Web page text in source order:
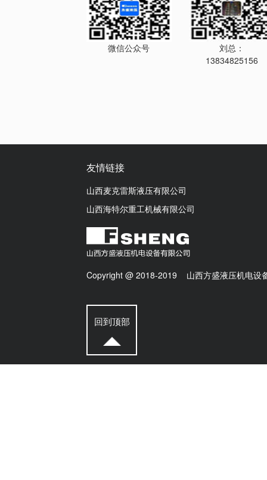
微信公众号
刘总：
13834825156
友情链接
山西麦克雷斯液压有限公司
山西海特尔重工机械有限公司
Copyright @ 2018-2019 山西方盛液压机电
回到顶部